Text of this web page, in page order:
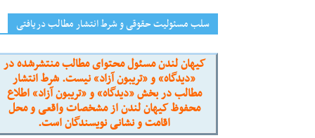
سلب مسئولیت حقوقی و شرط انتشار مطالب دریافتی
کیهان لندن مسئول محتوای مطالب منتشرشده در
«دیدگاه» و «تریبون آزاد» نیست. شرط انتشار
مطالب در بخش «دیدگاه» و «تریبون آزاد» اطلاع
محفوظ کیهان لندن از مشخصات واقعی و محل
اقامت و نشانی نویسندگان است.